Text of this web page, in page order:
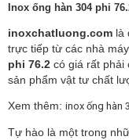
Inox ống hàn 304 phi
inoxchatluong.com là
trực tiếp từ các nhà
phi 76.2 có giá rất phải
sản phẩm vật tư chất
Xem thêm: inox ống hàn
Tự hào là một trong